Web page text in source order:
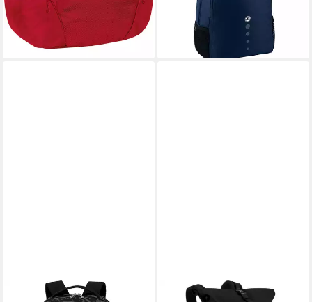
lieferbar - in 2-3 Werktagen bei dir leider ausverkauft
JAKO